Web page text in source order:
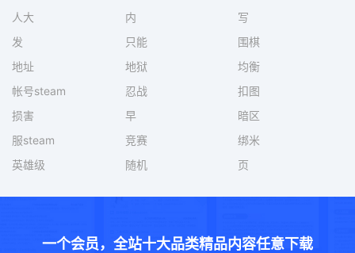
人大
内
写
发
只能
围棋
地址
地狱
均衡
帐号steam
忍战
扣图
损害
早
暗区
服steam
竞赛
绑米
英雄级
随机 页
一个会员，全站十大品类精品内容任意下载